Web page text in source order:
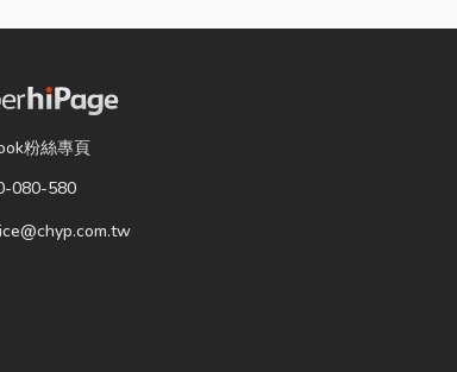
粉絲專頁
080-580